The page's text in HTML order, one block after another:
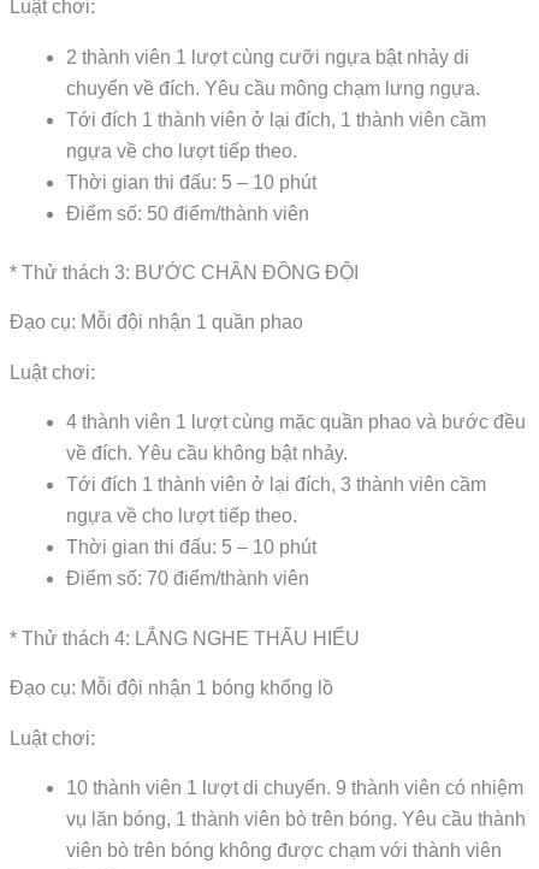
Luật chơi:
2 thành viên 1 lượt cùng cưỡi ngựa bật nhảy di
chuyển về đích. Yêu cầu mông chạm lưng ngựa.
Tới đích 1 thành viên ở lại đích, 1 thành viên cầm
ngựa về cho lượt tiếp theo.
Thời gian thi đấu: 5 – 10 phút
Điểm số: 50 điểm/thành viên
* Thử thách 3: BƯỚC CHÂN ĐỒNG ĐỘI
Đạo cụ: Mỗi đội nhận 1 quần phao
Luật chơi:
4 thành viên 1 lượt cùng mặc quần phao và bước đều
về đích. Yêu cầu không bật nhảy.
Tới đích 1 thành viên ở lại đích, 3 thành viên cầm
ngựa về cho lượt tiếp theo.
Thời gian thi đấu: 5 – 10 phút
Điểm số: 70 điểm/thành viên
* Thử thách 4: LẮNG NGHE THẤU HIỂU
Đạo cụ: Mỗi đội nhận 1 bóng khổng lồ
Luật chơi:
10 thành viên 1 lượt di chuyển. 9 thành viên có nhiệm
vụ lăn bóng, 1 thành viên bò trên bóng. Yêu cầu thành
viên bò trên bóng không được chạm với thành viên